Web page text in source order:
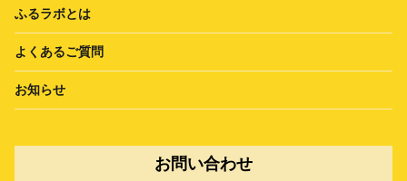
ふるラボとは
よくあるご質問
お知らせ
お問い合わせ